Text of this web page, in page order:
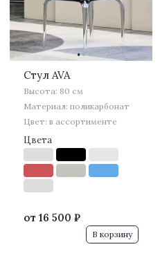
··
Стул AVA
Высота: 80 см
Материал: поликарбонат
Цвет: в ассортименте
Цвета
от 16 500 ₽
В корзину